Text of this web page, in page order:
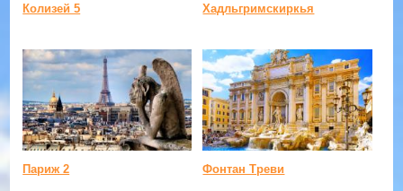
Колизей 5 Хадльгримскиркья
Париж 2 Фонтан Треви